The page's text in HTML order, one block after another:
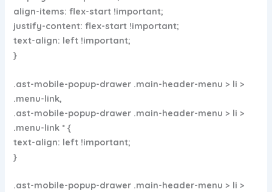
align-items: flex-start !important;
justify-content: flex-start !important;
text-align: left !important;
}
.ast-mobile-popup-drawer .main-header-menu > li >
.menu-link,
.ast-mobile-popup-drawer .main-header-menu > li >
.menu-link * {
text-align: left !important;
}
.ast-mobile-popup-drawer .main-header-menu > li >